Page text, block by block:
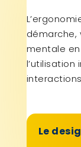
démarche,
mentale
Le